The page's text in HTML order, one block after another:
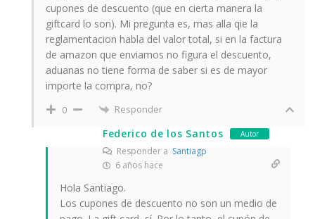
cupones de descuento (que en cierta manera la
giftcard lo son). Mi pregunta es, mas alla qie la
reglamentacion habla del valor total, si en la factura
de amazon que enviamos no figura el descuento,
aduanas no tiene forma de saber si es de mayor
importe la compra, no?
0 Responder
Federico de los Santos Autor
Responder a Santiagp
6 años hace
Hola Santiago.
Los cupones de descuento no son un medio de